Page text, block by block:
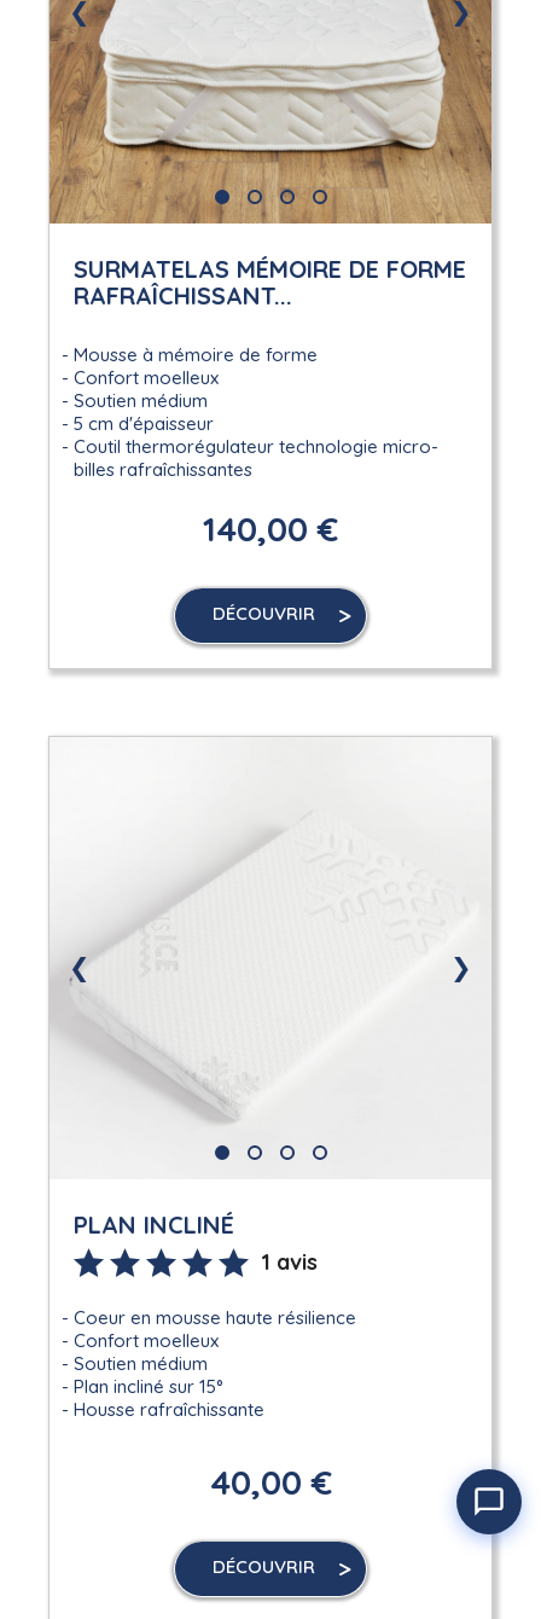
❮ ❯
SURMATELAS MÉMOIRE DE FORME
RAFRAÎCHISSANT...
Mousse à mémoire de forme
Confort moelleux
Soutien médium
5 cm d'épaisseur
Coutil thermorégulateur technologie micro-
billes rafraîchissantes
140,00 €
DÉCOUVRIR
❮ ❯
PLAN INCLINÉ
1 avis
Coeur en mousse haute résilience
Confort moelleux
Soutien médium
Plan incliné sur 15°
Housse rafraîchissante
40,00 €
DÉCOUVRIR